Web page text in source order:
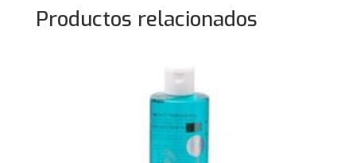
Productos relacionados